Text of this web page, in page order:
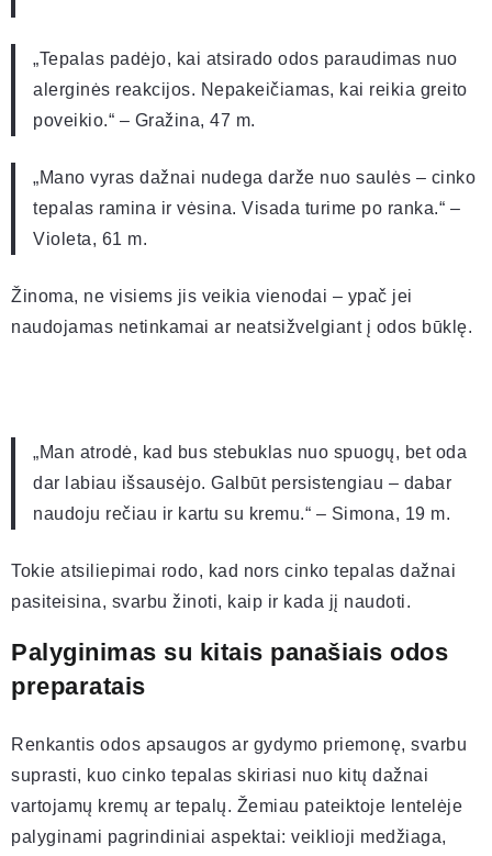
„Tepalas padėjo, kai atsirado odos paraudimas nuo
alerginės reakcijos. Nepakeičiamas, kai reikia greito
poveikio.“ – Gražina, 47 m.
„Mano vyras dažnai nudega darže nuo saulės – cinko
tepalas ramina ir vėsina. Visada turime po ranka.“ –
Violeta, 61 m.
Žinoma, ne visiems jis veikia vienodai – ypač jei
naudojamas netinkamai ar neatsižvelgiant į odos būklę.
„Man atrodė, kad bus stebuklas nuo spuogų, bet oda
dar labiau išsausėjo. Galbūt persistengiau – dabar
naudoju rečiau ir kartu su kremu.“ – Simona, 19 m.
Tokie atsiliepimai rodo, kad nors cinko tepalas dažnai
pasiteisina, svarbu žinoti, kaip ir kada jį naudoti.
Palyginimas su kitais panašiais odos
preparatais
Renkantis odos apsaugos ar gydymo priemonę, svarbu
suprasti, kuo cinko tepalas skiriasi nuo kitų dažnai
vartojamų kremų ar tepalų. Žemiau pateiktoje lentelėje
palyginami pagrindiniai aspektai: veiklioji medžiaga,